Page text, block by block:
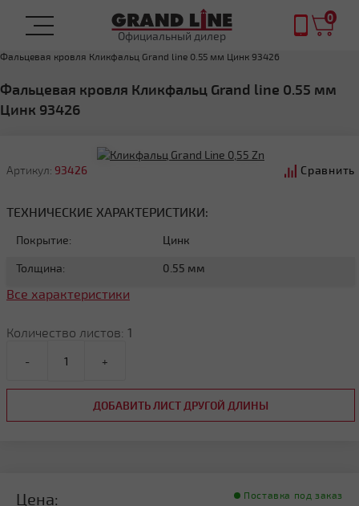
Официальный дилер
0
ФАЛЬЦЕВАЯ КРОВЛЯ
Фальцевая кровля Кликфальц Grand line 0.55 мм Цинк 93426
Фальцевая кровля Кликфальц Grand line 0.55 мм
Цинк 93426
Артикул: 93426 Сравнить
ТЕХНИЧЕСКИЕ ХАРАКТЕРИСТИКИ:
Покрытие: Цинк
Толщина: 0.55 мм
Все характеристики
Количество листов: 1
- +
ДОБАВИТЬ ЛИСТ ДРУГОЙ ДЛИНЫ
Цена: Поставка под заказ